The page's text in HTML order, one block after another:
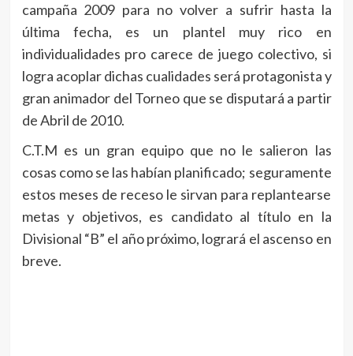
campaña 2009 para no volver a sufrir hasta la
última fecha, es un plantel muy rico en
individualidades pro carece de juego colectivo, si
logra acoplar dichas cualidades será protagonista y
gran animador del Torneo que se disputará a partir
de Abril de 2010.
C.T.M es un gran equipo que no le salieron las
cosas como se las habían planificado; seguramente
estos meses de receso le sirvan para replantearse
metas y objetivos, es candidato al título en la
Divisional “B” el año próximo, logrará el ascenso en
breve.